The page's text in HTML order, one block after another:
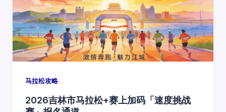
马拉松攻略
2026吉林市马拉松+赛上加码「速度挑战